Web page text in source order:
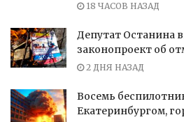
18 ЧАСОВ НАЗАД
Депутат Останина
законопроект об
2 ДНЯ НАЗАД
Восемь
Екатеринбургом,